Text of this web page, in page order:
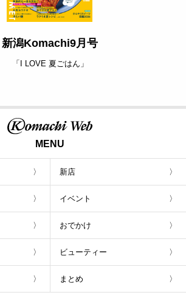
新潟Komachi9月号
「I LOVE 夏ごはん」
MENU
新店
イベント
おでかけ
ビューティー
まとめ